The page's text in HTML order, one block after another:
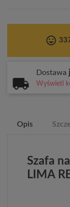
tag_faces
Dostawa
Wyświetl
Opis
Szafa
LIMA